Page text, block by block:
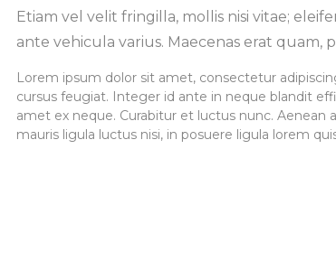
Etiam vel velit fringilla, mollis nisi vitae;
ante vehicula varius. Maecenas erat
Lorem ipsum dolor sit amet, consectetur
cursus feugiat. Integer id ante in neque blandit
amet ex neque. Curabitur et luctus nunc. Aenean
mauris ligula luctus nisi, in posuere ligula lorem